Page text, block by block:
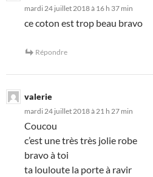
mardi 24 juillet 2018 à 16 h 37 min
ce coton est trop beau bravo
Répondre
valerie
mardi 24 juillet 2018 à 21 h 27 min
Coucou
c’est une très très jolie robe
bravo à toi
ta louloute la porte à ravir